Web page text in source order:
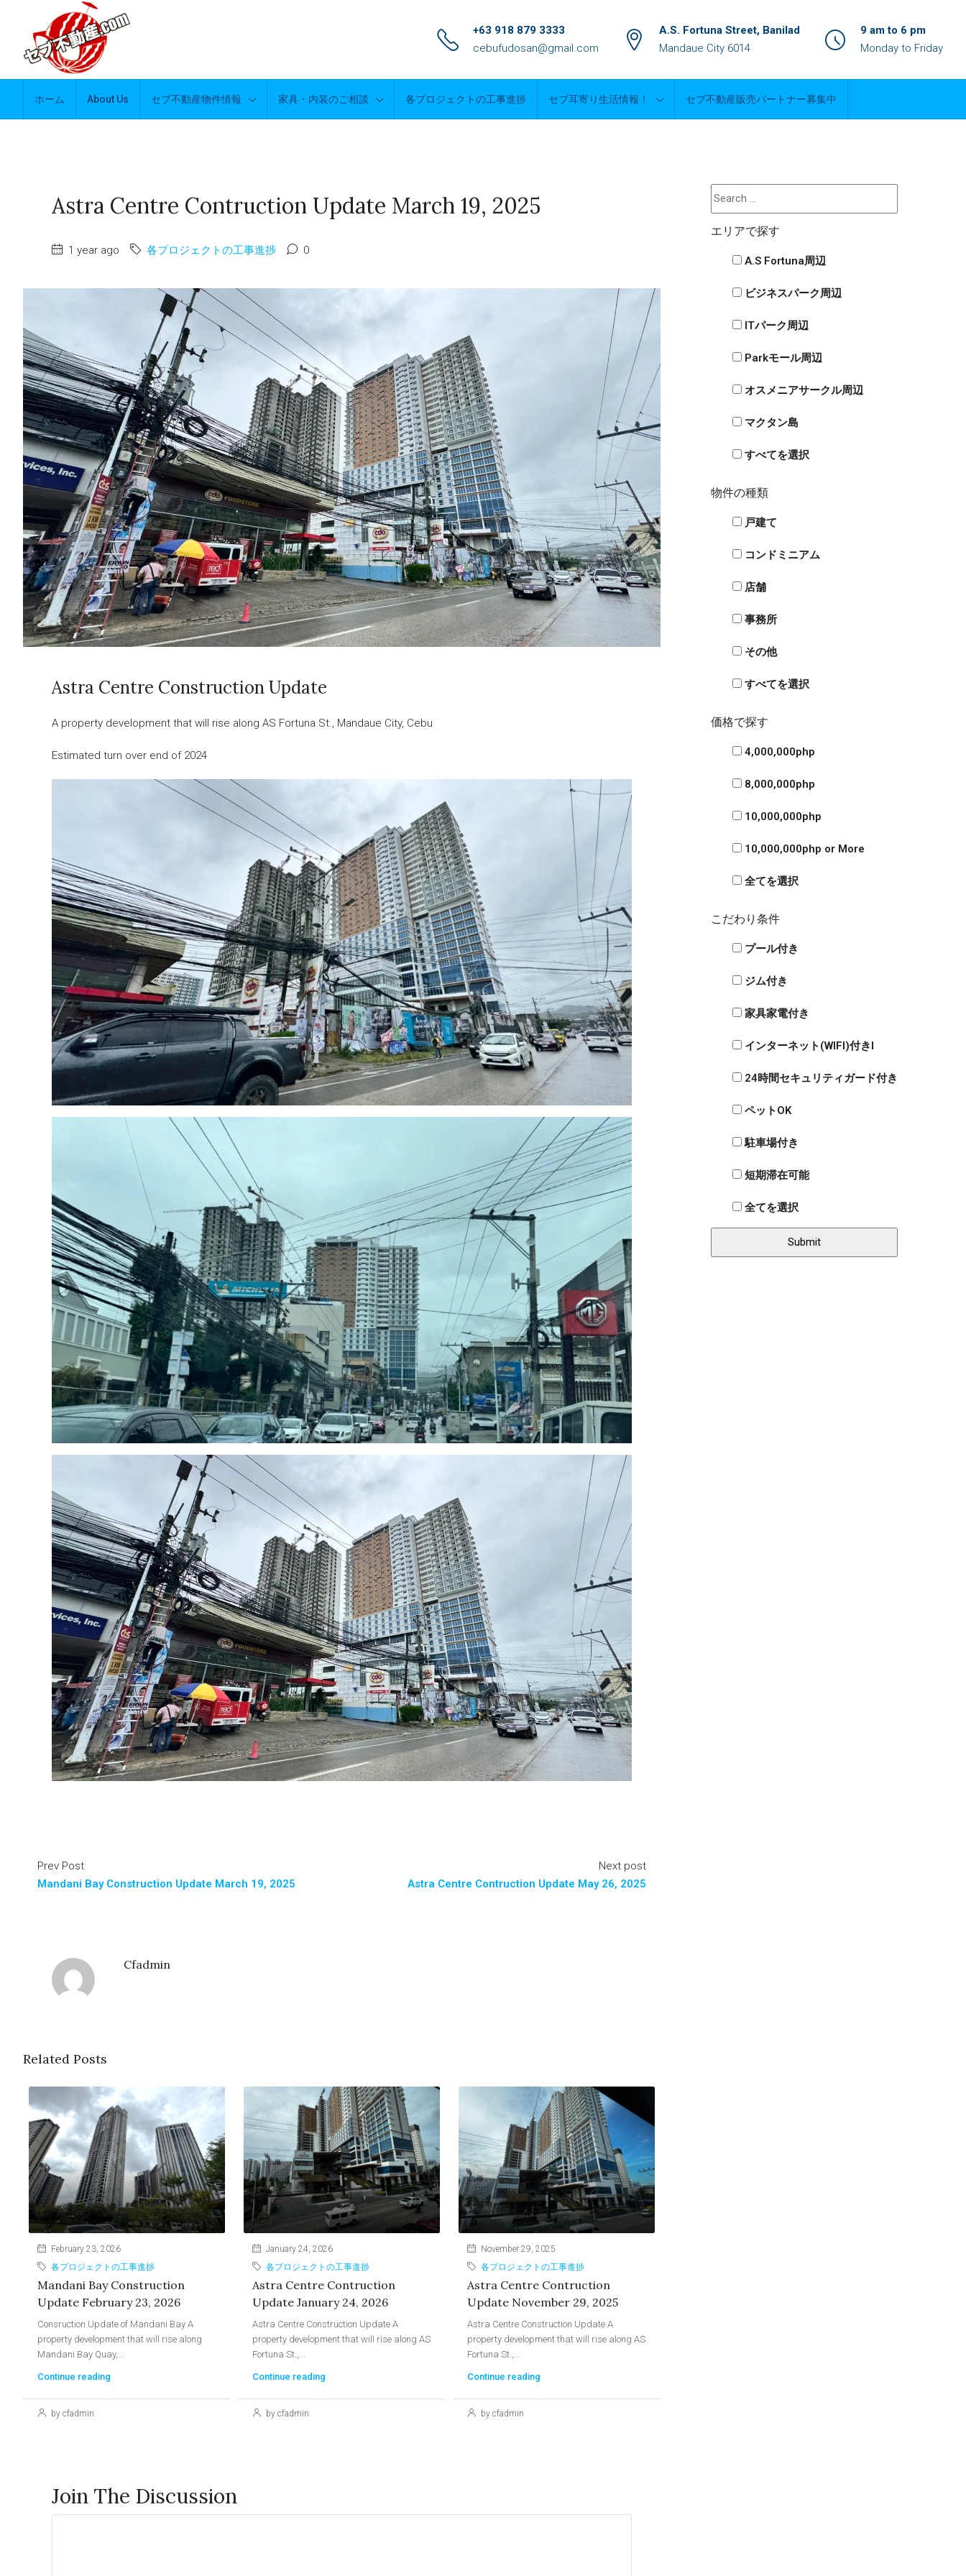
+63 918 879 3333
cebufudosan@gmail.com
A.S. Fortuna Street, Banilad
Mandaue City 6014
9 am to 6 pm
Monday to Friday
ホーム About Us セブ不動産物件情報 家具・内装のご相談 各プロジェクトの工事進捗 セブ耳寄り生活情報！ セブ不動産販売パートナー募集中
Astra Centre Contruction Update March 19, 2025
1 year ago 各プロジェクトの工事進捗 0
Astra Centre Construction Update
A property development that will rise along AS Fortuna St., Mandaue City, Cebu
Estimated turn over end of 2024
Prev Post
Mandani Bay Construction Update March 19, 2025
Next post
Astra Centre Contruction Update May 26, 2025
Cfadmin
Related Posts
February 23, 2026
各プロジェクトの工事進捗
Mandani Bay Construction
Update February 23, 2026
Consruction Update of Mandani Bay A
property development that will rise along
Mandani Bay Quay,...
Continue reading
by cfadmin
January 24, 2026
各プロジェクトの工事進捗
Astra Centre Contruction
Update January 24, 2026
Astra Centre Construction Update A
property development that will rise along AS
Fortuna St.,...
Continue reading
by cfadmin
November 29, 2025
各プロジェクトの工事進捗
Astra Centre Contruction
Update November 29, 2025
Astra Centre Construction Update A
property development that will rise along AS
Fortuna St.,...
Continue reading
by cfadmin
Join The Discussion
エリアで探す
A.S Fortuna周辺
ビジネスパーク周辺
ITパーク周辺
Parkモール周辺
オスメニアサークル周辺
マクタン島
すべてを選択
物件の種類
戸建て
コンドミニアム
店舗
事務所
その他
すべてを選択
価格で探す
4,000,000php
8,000,000php
10,000,000php
10,000,000php or More
全てを選択
こだわり条件
プール付き
ジム付き
家具家電付き
インターネット(WIFI)付きI
24時間セキュリティガード付き
ペットOK
駐車場付き
短期滞在可能
全てを選択